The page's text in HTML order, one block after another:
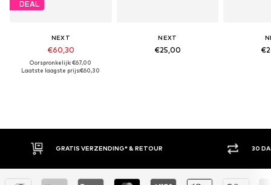
DEAL
NEXT
€60,30
Oorspronkelijk: €67,00
Laatste laagste prijs:€60,30
NEXT
€25,00
GRATIS VERZENDING* & RETOUR 30